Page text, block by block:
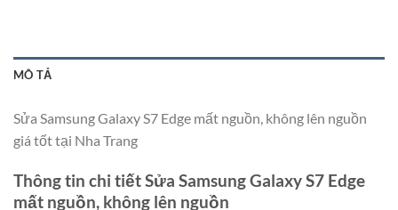
MÔ TẢ
Sửa Samsung Galaxy S7 Edge mất nguồn, không lên nguồn
giá tốt tại Nha Trang
Thông tin chi tiết Sửa Samsung Galaxy S7 Edge
mất nguồn, không lên nguồn